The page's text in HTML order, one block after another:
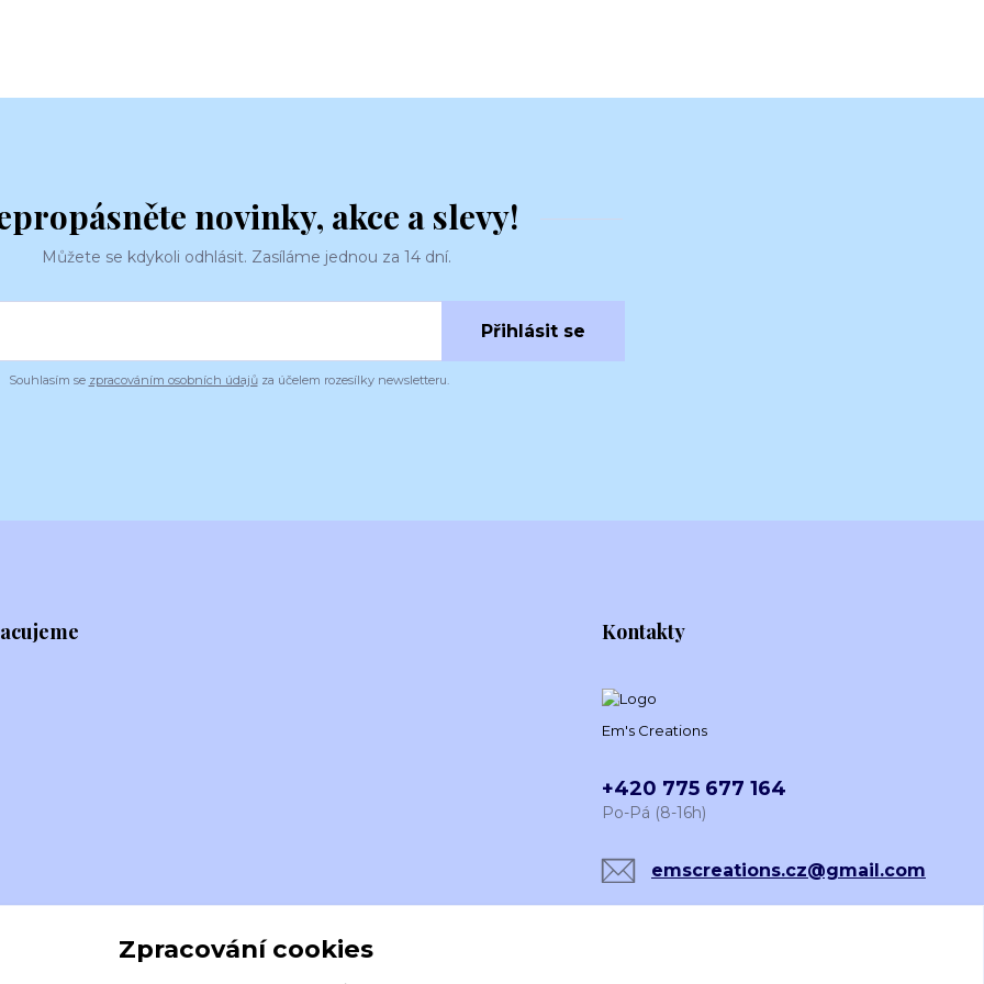
novinky, akce a slevy!
Můžete se kdykoli odhlásit. Zasíláme jednou za 14 dní.
Přihlásit se
Souhlasím se zpracováním osobních údajůza účelem rozesílky newsletteru.
Kontakty
Em's Creations
+420 775 677 164
Po-Pá (8-16h)
emscreations.cz@gmail.com
Zpracování cookies